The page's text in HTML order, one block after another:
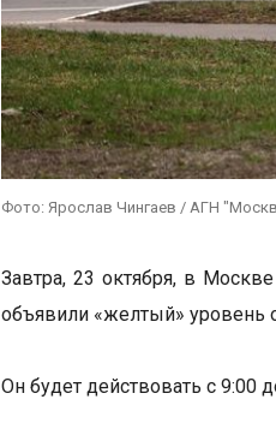
Фото: Ярослав Чингаев / АГН
Завтра, 23 октября, в
объявили «желтый» уровень
Он будет действовать с 9:00